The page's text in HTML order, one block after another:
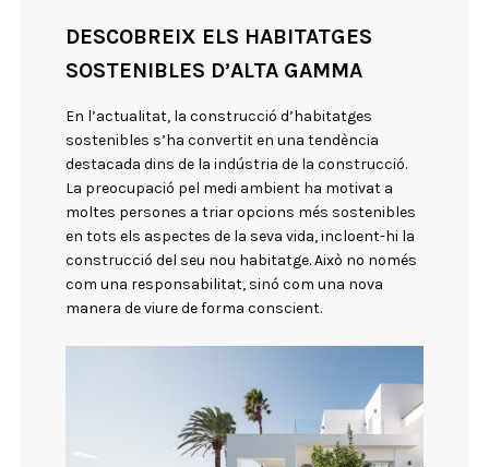
DESCOBREIX ELS HABITATGES
SOSTENIBLES D’ALTA GAMMA
En l’actualitat, la construcció d’habitatges
sostenibles s’ha convertit en una tendència
destacada dins de la indústria de la construcció.
La preocupació pel medi ambient ha motivat a
moltes persones a triar opcions més sostenibles
en tots els aspectes de la seva vida, incloent-hi la
construcció del seu nou habitatge. Això no només
com una responsabilitat, sinó com una nova
manera de viure de forma conscient.